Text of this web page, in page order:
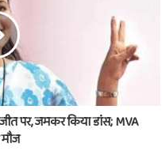
पर, जमकर किया डांस; MVA